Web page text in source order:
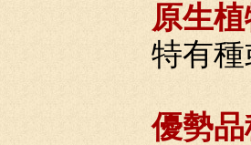
原生
特有
優勢